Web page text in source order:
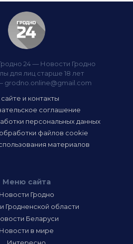
24 — Новости Гродно
для лиц старше 18 лет
grodno.online@gmail.com
и контакты
соглашение
персональных данных
файлов cookie
материалов
Меню сайта
Новости Гродно
Гродненской области
Беларуси
Новости в мире